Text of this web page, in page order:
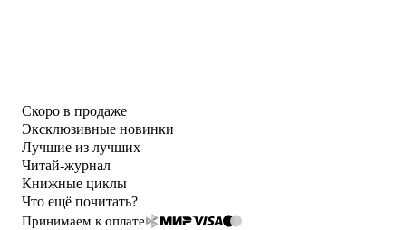
Скоро в продаже
Эксклюзивные новинки
Лучшие из лучших
Читай-журнал
Книжные циклы
Что ещё почитать?
Принимаем к оплате